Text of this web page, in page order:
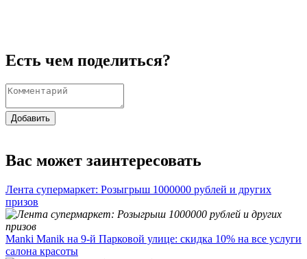
Есть чем поделиться?
Добавить
Вас может заинтересовать
Лента супермаркет: Розыгрыш 1000000 рублей и других
призов
Manki Manik на 9-й Парковой улице: скидка 10% на все услуги
салона красоты